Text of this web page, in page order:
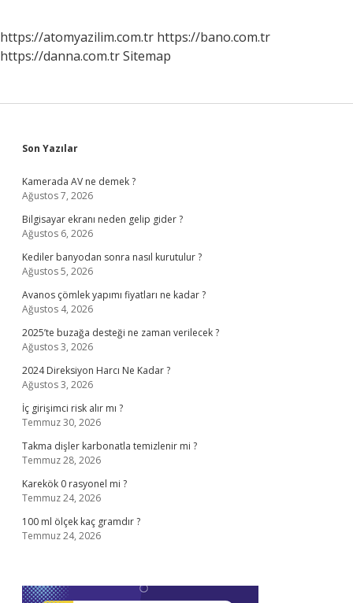
https://atomyazilim.com.tr https://bano.com.tr
https://danna.com.trSitemap
Sidebar
Son Yazılar
Kamerada AV ne demek ?
Ağustos 7, 2026
Bilgisayar ekranı neden gelip gider ?
Ağustos 6, 2026
Kediler banyodan sonra nasıl kurutulur ?
Ağustos 5, 2026
Avanos çömlek yapımı fiyatları ne kadar ?
Ağustos 4, 2026
2025’te buzağa desteği ne zaman verilecek ?
Ağustos 3, 2026
2024 Direksiyon Harcı Ne Kadar ?
Ağustos 3, 2026
İç girişimci risk alır mı ?
Temmuz 30, 2026
Takma dişler karbonatla temizlenir mi ?
Temmuz 28, 2026
Karekök 0 rasyonel mi ?
Temmuz 24, 2026
100 ml ölçek kaç gramdır ?
Temmuz 24, 2026